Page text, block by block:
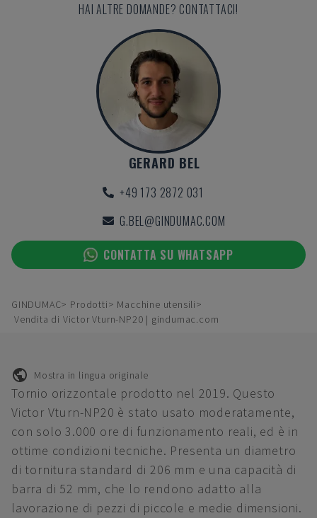
HAI ALTRE DOMANDE? CONTATTACI!
GERARD BEL
+49 173 2872 031
G.BEL@GINDUMAC.COM
CONTATTA SU WHATSAPP
GINDUMAC Prodotti
Macchine utensili
Vendita di Victor Vturn-NP20 | gindumac.com
Mostra in lingua originale
Tornio orizzontale prodotto nel 2019. Questo
Victor Vturn-NP20 è stato usato moderatamente,
con solo 3.000 ore di funzionamento reali, ed è in
ottime condizioni tecniche. Presenta un diametro
di tornitura standard di 206 mm e una capacità di
barra di 52 mm, che lo rendono adatto alla
lavorazione di pezzi di piccole e medie dimensioni.